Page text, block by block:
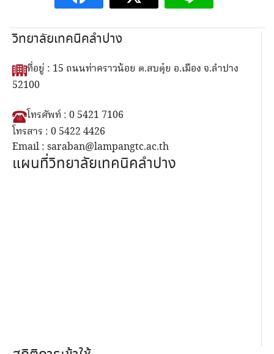
วิทยาลัยเทคนิคลำปาง
ที่อยู่ : 15 ถนนท่าคราวน้อย ต.สบตุ๋ย อ.เมือง จ.ลำปาง
52100
โทรศัพท์ : 0 5421 7106
โทรสาร : 0 5422 4426
Email : saraban@lampangtc.ac.th
แผนที่วิทยาลัยเทคนิคลำปาง